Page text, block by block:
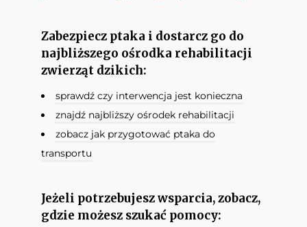
Zabezpiecz ptaka i dostarcz go do
najbliższego ośrodka rehabilitacji
zwierząt dzikich:
sprawdź czy interwencja jest konieczna
znajdź najbliższy ośrodek rehabilitacji
zobacz jak przygotować ptaka do
transportu
Jeżeli potrzebujesz wsparcia, zobacz,
gdzie możesz szukać pomocy: